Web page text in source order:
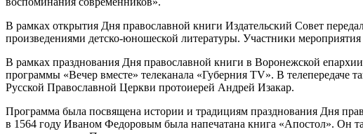
В рамках открытия Дня православной книги Издательский Совет
произведениями детско-юношеской литературы. Участники
В рамках празднования Дня православной книги в Воронежской
программы «Вечер вместе» телеканала «Губерния TV». В телепередаче
Русской Православной Церкви протоиерей Андрей Изакар.
Программа была посвящена истории и традициям празднования Дня
в 1564 году Иваном Федоровым была напечатана книга «Апостол». Он